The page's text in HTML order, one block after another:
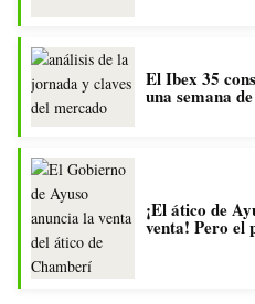
El Ibex 35
una semana
¡El ático de
venta! Pero el